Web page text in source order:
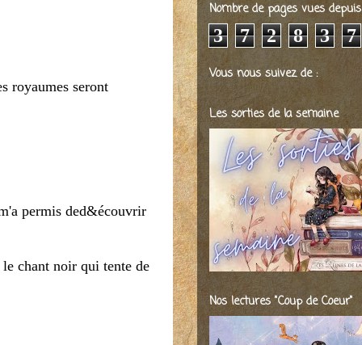
royaumes seront
permis ded&écouvrir
chant noir qui tente de
Nombre de pages vues depuis
3 7 2 8 3 7
Vous nous suivez de :
Les sorties de la semaine
Nos lectures "Coup de Coeur"